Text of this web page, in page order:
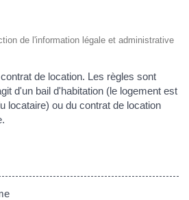
de l'information légale et administrative
de location. Les règles sont
d'un bail d'habitation (le logement est
locataire) ou du contrat de location